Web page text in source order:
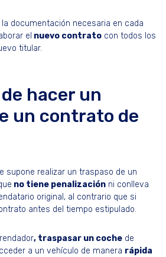
documentación necesaria en cada
el nuevo contrato con todos los
titular.
hacer un
un contrato de
supone realizar un traspaso de un
no tiene penalización ni conlleva
original, al contrario que si
antes del tiempo estipulado.
, traspasar un coche de
a un vehículo de manera rápida